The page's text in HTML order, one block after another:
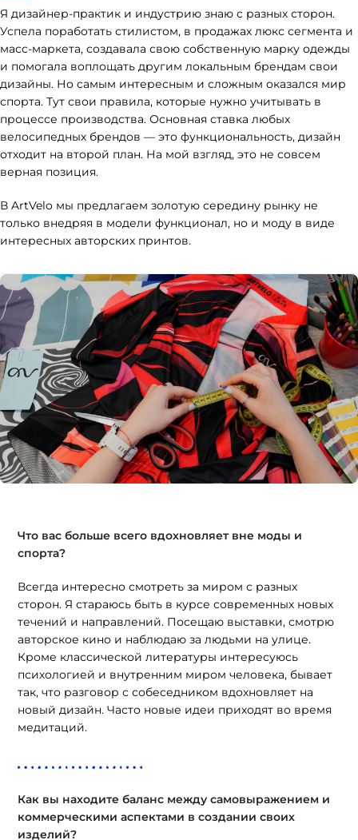
Я дизайнер-практик и индустрию знаю с разных сторон.
Успела поработать стилистом, в продажах люкс сегмента и
масс-маркета, создавала свою собственную марку одежды
и помогала воплощать другим локальным брендам свои
дизайны. Но самым интересным и сложным оказался мир
спорта. Тут свои правила, которые нужно учитывать в
процессе производства. Основная ставка любых
велосипедных брендов — это функциональность, дизайн
отходит на второй план. На мой взгляд, это не совсем
верная позиция.
В ArtVelo мы предлагаем золотую середину рынку не
только внедряя в модели функционал, но и моду в виде
интересных авторских принтов.
Что вас больше всего вдохновляет вне моды и
спорта?
Всегда интересно смотреть за миром с разных
сторон. Я стараюсь быть в курсе современных новых
течений и направлений. Посещаю выставки, смотрю
авторское кино и наблюдаю за людьми на улице.
Кроме классической литературы интересуюсь
психологией и внутренним миром человека, бывает
так, что разговор с собеседником вдохновляет на
новый дизайн. Часто новые идеи приходят во время
медитаций.
Как вы находите баланс между самовыражением и
коммерческими аспектами в создании своих
изделий?